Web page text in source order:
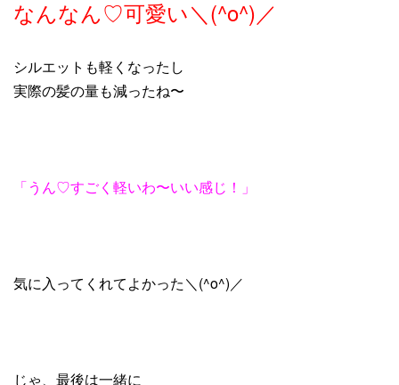
なんなん♡可愛い＼(^o^)／
シルエットも軽くなったし
実際の髪の量も減ったね〜
「うん♡すごく軽いわ〜いい感じ！」
気に入ってくれてよかった＼(^o^)／
じゃ、最後は一緒に